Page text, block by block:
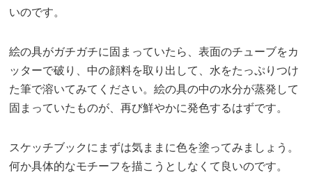
いのです。
絵の具がガチガチに固まっていたら、表面のチューブをカ
ッターで破り、中の顔料を取り出して、水をたっぷりつけ
た筆で溶いてみてください。絵の具の中の水分が蒸発して
固まっていたものが、再び鮮やかに発色するはずです。
スケッチブックにまずは気ままに色を塗ってみましょう。
何か具体的なモチーフを描こうとしなくて良いのです。